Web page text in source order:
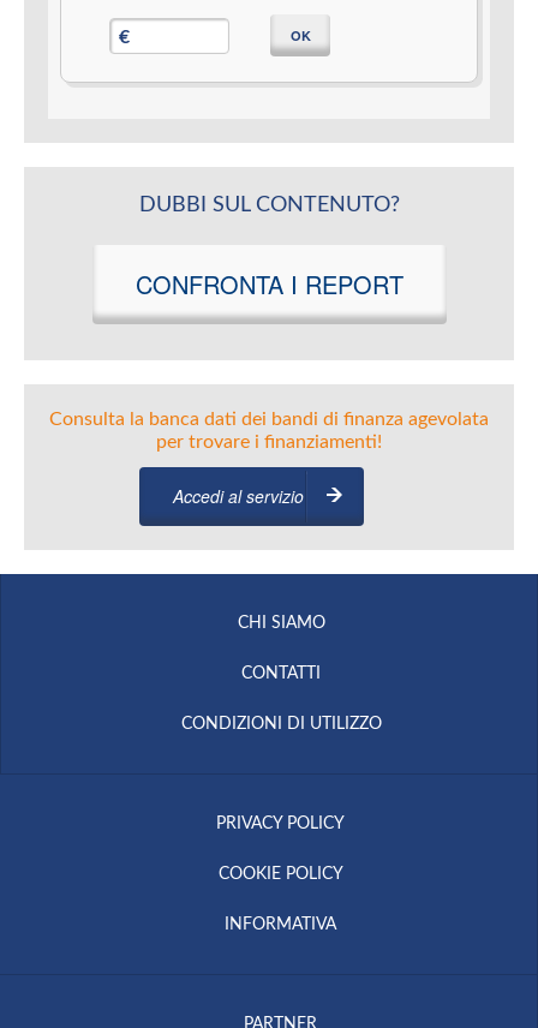
€ OK
DUBBI SUL CONTENUTO?
CONFRONTA I REPORT
Consulta la banca dati dei bandi di finanza agevolata
per trovare i finanziamenti!
Accedi al servizio
CHI SIAMO
CONTATTI
CONDIZIONI DI UTILIZZO
PRIVACY POLICY
COOKIE POLICY
INFORMATIVA
PARTNER